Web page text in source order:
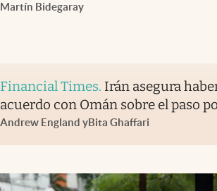
Martín Bidegaray
Financial Times. Irán asegura
acuerdo con Omán sobre el paso
Andrew England yBita Ghaffari